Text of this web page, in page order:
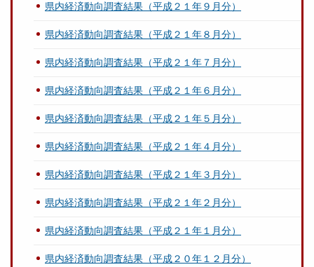
県内経済動向調査結果（平成２１年９月分）
県内経済動向調査結果（平成２１年８月分）
県内経済動向調査結果（平成２１年７月分）
県内経済動向調査結果（平成２１年６月分）
県内経済動向調査結果（平成２１年５月分）
県内経済動向調査結果（平成２１年４月分）
県内経済動向調査結果（平成２１年３月分）
県内経済動向調査結果（平成２１年２月分）
県内経済動向調査結果（平成２１年１月分）
県内経済動向調査結果（平成２０年１２月分）